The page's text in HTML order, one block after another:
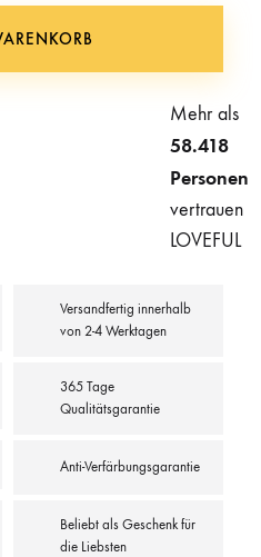
Mehr als
58.418
Personen
vertrauen
LOVEFUL
Versandfertig innerhalb
von 2-4 Werktagen
365 Tage
Qualitätsgarantie
Anti-Verfärbungsgarantie
Beliebt als Geschenk für
die Liebsten